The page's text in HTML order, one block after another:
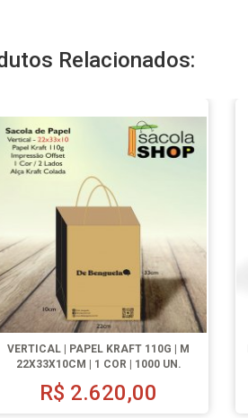
Relacionados:
VERTICAL | PAPEL KRAFT 110G | M
22X33X10CM | 1 COR | 1000 UN.
R$ 2.620,00